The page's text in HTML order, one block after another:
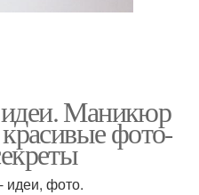
Маникюр
фото-
идеи, фото.